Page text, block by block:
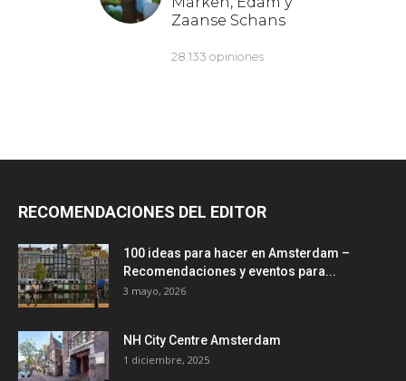
RECOMENDACIONES DEL EDITOR
100 ideas para hacer en Amsterdam –
Recomendaciones y eventos para...
3 mayo, 2026
NH City Centre Amsterdam
1 diciembre, 2025